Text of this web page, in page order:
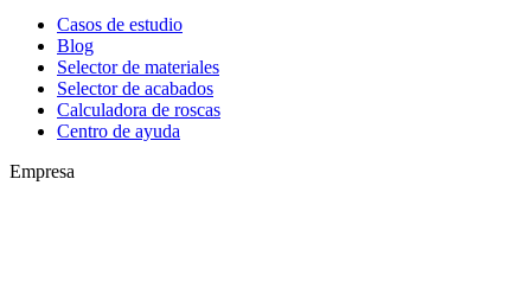
Casos de estudio
Blog
Selector de materiales
Selector de acabados
Calculadora de roscas
Centro de ayuda
Empresa